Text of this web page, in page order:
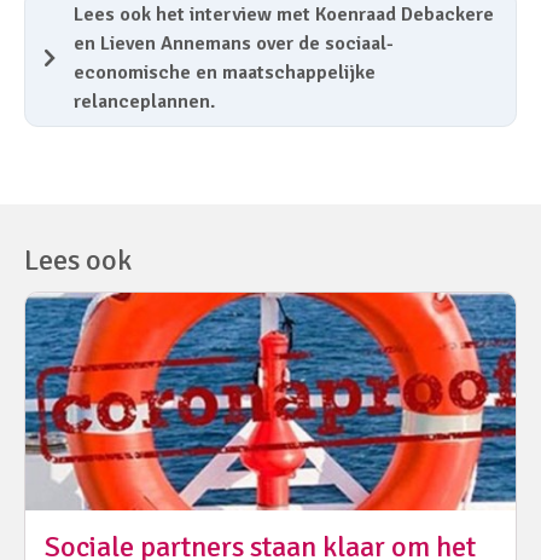
Lees ook het interview met Koenraad Debackere
en Lieven Annemans over de sociaal-
economische en maatschappelijke
relanceplannen.
Lees ook
Sociale partners staan klaar om het